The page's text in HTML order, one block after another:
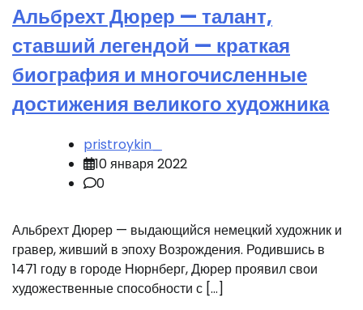
Альбрехт Дюрер — талант,
ставший легендой — краткая
биография и многочисленные
достижения великого художника
pristroykin_
10 января 2022
0
Альбрехт Дюрер — выдающийся немецкий художник и
гравер, живший в эпоху Возрождения. Родившись в
1471 году в городе Нюрнберг, Дюрер проявил свои
художественные способности с […]